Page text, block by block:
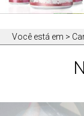
Você está em >